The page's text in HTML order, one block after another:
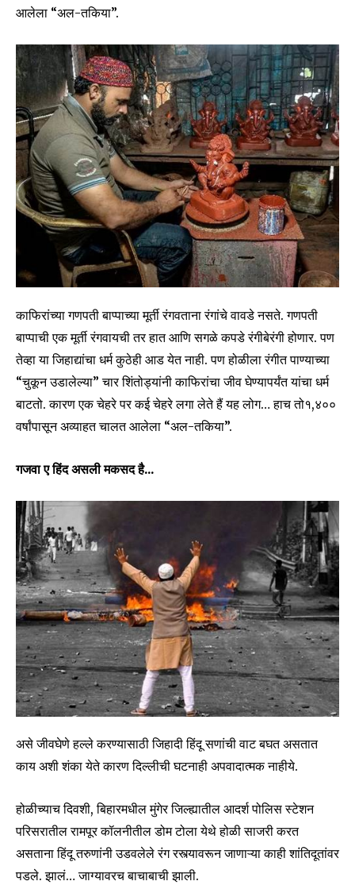
आलेला “अल-तकिया”.
काफिरांच्या गणपती बाप्पाच्या मूर्ती रंगवताना रंगांचे वावडे नसते. गणपती
बाप्पाची एक मूर्ती रंगवायची तर हात आणि सगळे कपडे रंगीबेरंगी होणार. पण
तेव्हा या जिहाद्यांचा धर्म कुठेही आड येत नाही. पण होळीला रंगीत पाण्याच्या
“चुकून उडालेल्या” चार शिंतोड्यांनी काफिरांचा जीव घेण्यापर्यंत यांचा धर्म
बाटतो. कारण एक चेहरे पर कई चेहरे लगा लेते हैं यह लोग… हाच तो१,४००
वर्षांपासून अव्याहत चालत आलेला “अल-तकिया”.
गजवा ए हिंद असली मकसद है…
असे जीवघेणे हल्ले करण्यासाठी जिहादी हिंदू सणांची वाट बघत असतात
काय अशी शंका येते कारण दिल्लीची घटनाही अपवादात्मक नाहीये.
होळीच्याच दिवशी, बिहारमधील मुंगेर जिल्ह्यातील आदर्श पोलिस स्टेशन
परिसरातील रामपूर कॉलनीतील डोम टोला येथे होळी साजरी करत
असताना हिंदू तरुणांनी उडवलेले रंग रस्त्यावरून जाणाऱ्या काही शांतिदूतांवर
पडले. झालं… जाग्यावरच बाचाबाची झाली.